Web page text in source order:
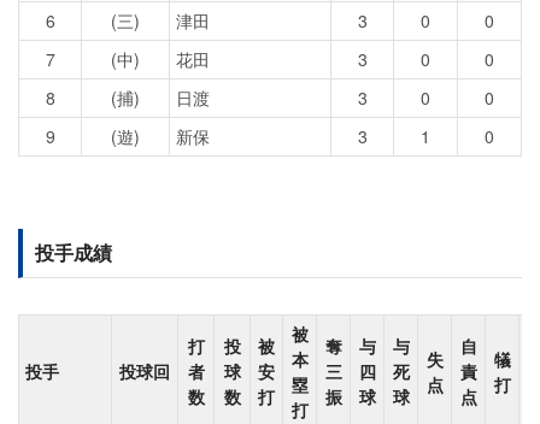
6
(三) 津田 3 0
0
7
(中) 花田 3 0
0
8
(捕) 日渡 3 0
0
9
(遊) 新保 3 1 0
投手成績
投手 投球回
打
者
数
投
球
数
被
安
打
被
本
塁
打
奪
三
振
与
四
球
与
死
球
失
点
自
責
点
犠
打